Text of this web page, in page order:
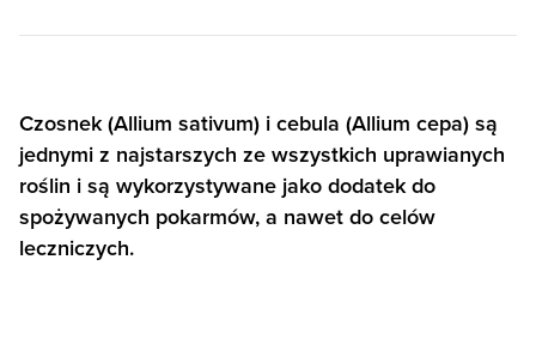
Czosnek (Allium sativum) i cebula (Allium cepa) są
jednymi z najstarszych ze wszystkich uprawianych
roślin i są wykorzystywane jako dodatek do
spożywanych pokarmów, a nawet do celów
leczniczych.